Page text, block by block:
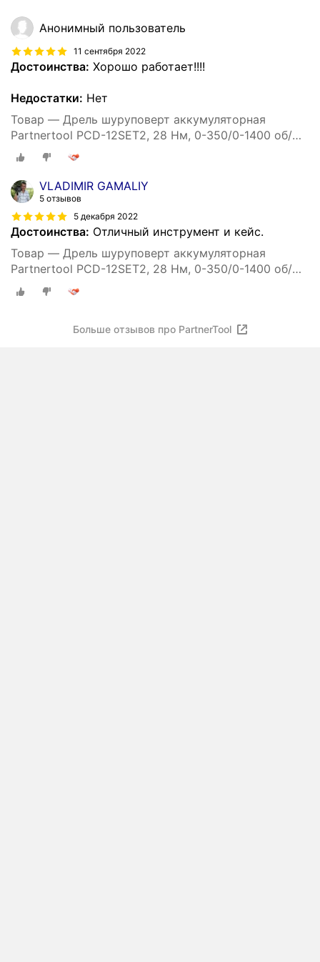
Анонимный пользователь
11 сентября 2022
Достоинства: Хорошо работает!!!!
Недостатки: Нет
Товар — Дрель шуруповерт аккумуляторная
Partnertool PCD-12SET2, 28 Нм, 0-350/0-1400 об/
мин, 24 предм, кейс
VLADIMIR GAMALIY
5 отзывов
5 декабря 2022
Достоинства: Отличный инструмент и кейс.
Товар — Дрель шуруповерт аккумуляторная
Partnertool PCD-12SET2, 28 Нм, 0-350/0-1400 об/
мин, 24 предм, кейс
Больше отзывов про PartnerTool